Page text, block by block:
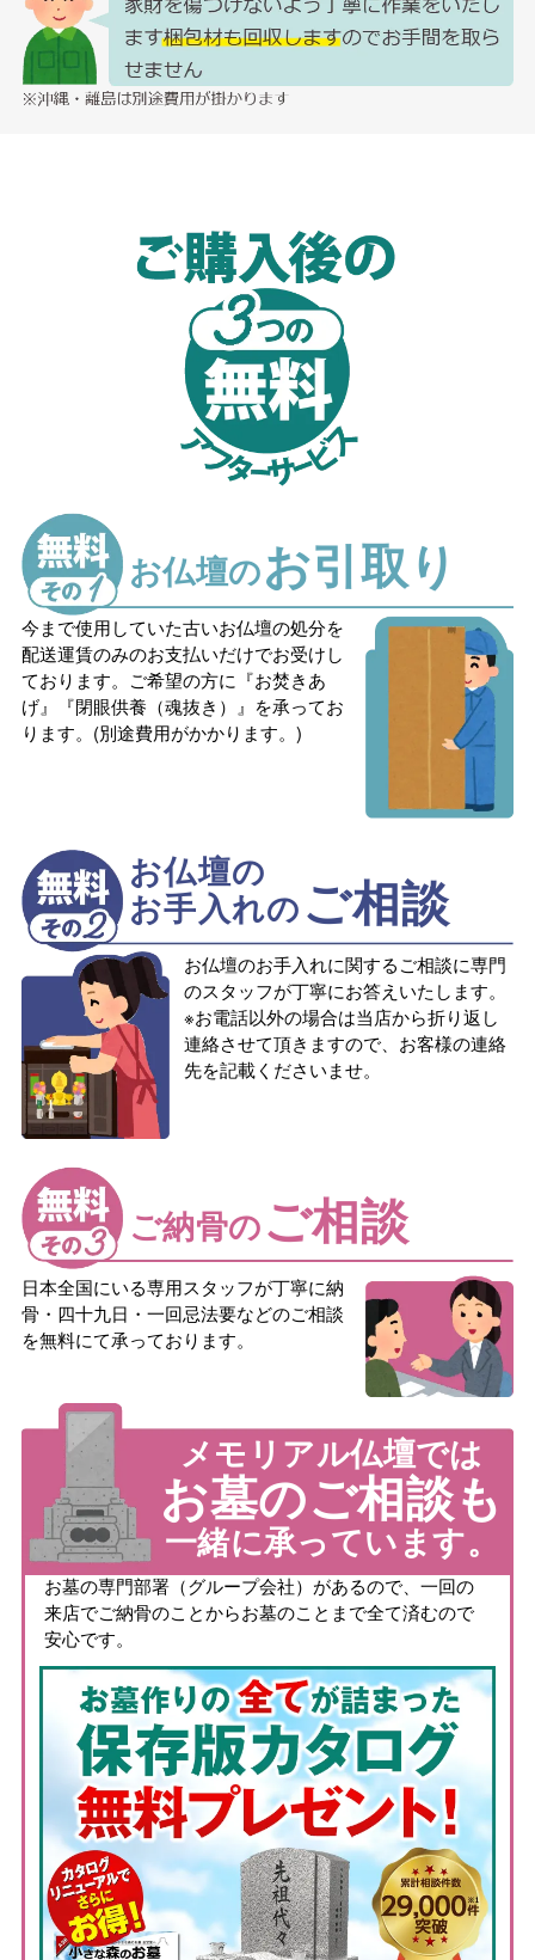
お仏壇のお引取り
今まで使用していた古いお仏壇の処分を
配送運賃のみのお支払いだけでお受けし
ております。ご希望の方に『お焚きあ
げ』『閉眼供養（魂抜き）』を承ってお
ります。(別途費用がかかります。)
お仏壇の
お手入れの ご相談
お仏壇のお手入れに関するご相談に専門
のスタッフが丁寧にお答えいたします。
※お電話以外の場合は当店から折り返し
連絡させて頂きますので、お客様の連絡
先を記載くださいませ。
ご納骨の ご相談
日本全国にいる専用スタッフが丁寧に納
骨・四十九日・一回忌法要などのご相談
を無料にて承っております。
メモリアル仏壇では
お墓のご相談も
一緒に承っています。
お墓の専門部署（グループ会社）があるので、一回の
来店でご納骨のことからお墓のことまで全て済むので
安心です。